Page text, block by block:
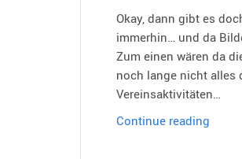
Okay, dann gibt es
immerhin… und da
Zum einen wären da
noch lange nicht alles
Vereinsaktivitäten…
Continue reading